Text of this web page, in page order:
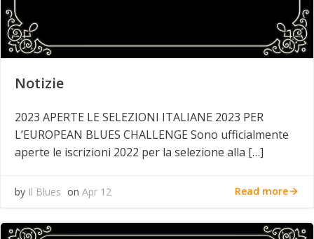
Notizie
2023 APERTE LE SELEZIONI ITALIANE 2023 PER
L’EUROPEAN BLUES CHALLENGE Sono ufficialmente
aperte le iscrizioni 2022 per la selezione alla […]
by Il Blues on Apr 12 Read more